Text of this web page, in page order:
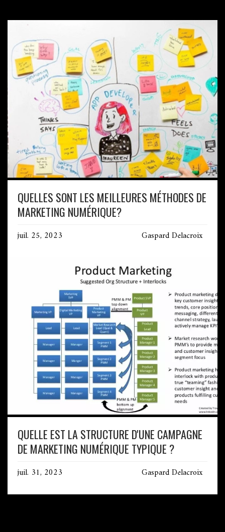
QUELLES SONT LES MEILLEURES MÉTHODES DE
MARKETING NUMÉRIQUE?
juil. 25, 2023 Gaspard Delacroix
QUELLE EST LA STRUCTURE D'UNE CAMPAGNE
DE MARKETING NUMÉRIQUE TYPIQUE ?
juil. 31, 2023 Gaspard Delacroix